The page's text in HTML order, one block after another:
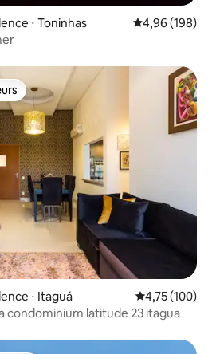
⋅ Toninhas Évaluation
4,96 (198)
⋅ Itaguá Évaluation
4,75 (100)
Appartement Ubatuba condominium latitude 23 itagua